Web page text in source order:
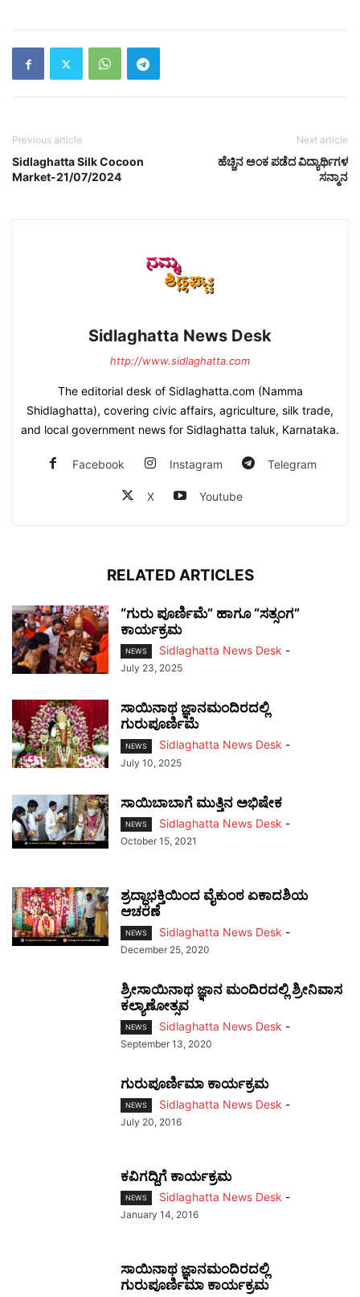
Previous article
Sidlaghatta Silk Cocoon
Market-21/07/2024
Next article
ಹೆಚ್ಚಿನ ಅಂಕ ಪಡೆದ ವಿದ್ಯಾರ್ಥಿಗಳ
ಸನ್ಮಾನ
Sidlaghatta News Desk
http://www.sidlaghatta.com
The editorial desk of Sidlaghatta.com (Namma
Shidlaghatta), covering civic affairs, agriculture, silk trade,
and local government news for Sidlaghatta taluk, Karnataka.
Facebook Instagram Telegram
X Youtube
RELATED ARTICLES
“ಗುರು ಪೂರ್ಣಿಮೆ” ಹಾಗೂ “ಸತ್ಸಂಗ”
ಕಾರ್ಯಕ್ರಮ
NEWS Sidlaghatta News Desk -
July 23, 2025
ಸಾಯಿನಾಥ ಜ್ಞಾನಮಂದಿರದಲ್ಲಿ
ಗುರುಪೂರ್ಣಿಮೆ
NEWS Sidlaghatta News Desk -
July 10, 2025
ಸಾಯಿಬಾಬಾಗೆ ಮುತ್ತಿನ ಅಭಿಷೇಕ
NEWS Sidlaghatta News Desk -
October 15, 2021
ಶ್ರದ್ಧಾಭಕ್ತಿಯಿಂದ ವೈಕುಂಠ ಏಕಾದಶಿಯ
ಆಚರಣೆ
NEWS Sidlaghatta News Desk -
December 25, 2020
ಶ್ರೀಸಾಯಿನಾಥ ಜ್ಞಾನ ಮಂದಿರದಲ್ಲಿ ಶ್ರೀನಿವಾಸ
ಕಲ್ಯಾಣೋತ್ಸವ
NEWS Sidlaghatta News Desk -
September 13, 2020
ಗುರುಪೂರ್ಣಿಮಾ ಕಾರ್ಯಕ್ರಮ
NEWS Sidlaghatta News Desk -
July 20, 2016
ಕವಿಗದ್ದಿಗೆ ಕಾರ್ಯಕ್ರಮ
NEWS Sidlaghatta News Desk -
January 14, 2016
ಸಾಯಿನಾಥ ಜ್ಞಾನಮಂದಿರದಲ್ಲಿ
ಗುರುಪೂರ್ಣಿಮಾ ಕಾರ್ಯಕ್ರಮ